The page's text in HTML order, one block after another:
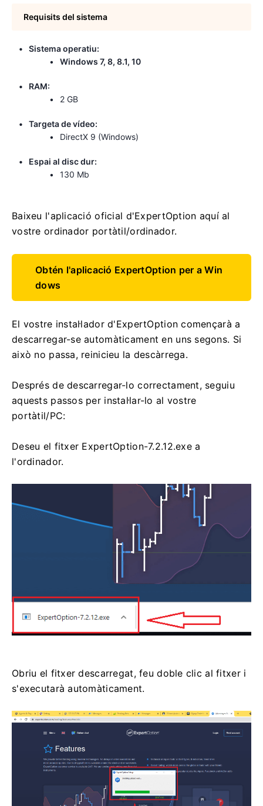
Requisits del sistema
Sistema operatiu:
Windows 7, 8, 8.1, 10
RAM:
2 GB
Targeta de vídeo:
DirectX 9 (Windows)
Espai al disc dur:
130 Mb
Baixeu l'aplicació oficial d'ExpertOption aquí al
vostre ordinador portàtil/ordinador.
Obtén l'aplicació ExpertOption per a Win
dows
El vostre instal·lador d'ExpertOption començarà a
descarregar-se automàticament en uns segons. Si
això no passa, reinicieu la descàrrega.
Després de descarregar-lo correctament, seguiu
aquests passos per instal·lar-lo al vostre
portàtil/PC:
Deseu el fitxer ExpertOption-7.2.12.exe a
l'ordinador.
Obriu el fitxer descarregat, feu doble clic al fitxer i
s'executarà automàticament.